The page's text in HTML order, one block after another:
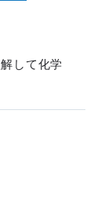
して化学